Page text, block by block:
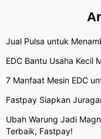
Jual Pulsa untuk
EDC Bantu Usaha Kecil
7 Manfaat Mesin EDC
Fastpay Siapkan
Ubah Warung Jadi
Terbaik, Fastpay!